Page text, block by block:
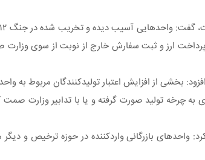
ارز و ثبت سفارش خارج از نوبت از سوی
بخشی از افزایش اعتبار تولیدکنندگان مربوط به
به چرخه تولید صورت گرفته و یا با تدابیر وزارت
بازرگانی واردکننده در حوزه ترخیص و دیگر